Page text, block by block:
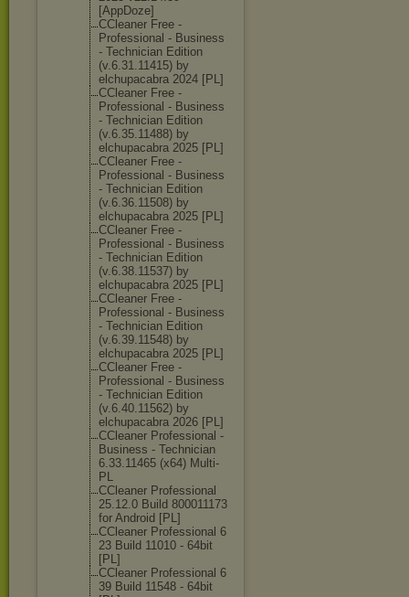
[AppDoze]
CCleaner Free -
Professional - Business
- Technician Edition
(v.6.31.11415) by
elchupacabra 2024 [PL]
CCleaner Free -
Professional - Business
- Technician Edition
(v.6.35.11488) by
elchupacabra 2025 [PL]
CCleaner Free -
Professional - Business
- Technician Edition
(v.6.36.11508) by
elchupacabra 2025 [PL]
CCleaner Free -
Professional - Business
- Technician Edition
(v.6.38.11537) by
elchupacabra 2025 [PL]
CCleaner Free -
Professional - Business
- Technician Edition
(v.6.39.11548) by
elchupacabra 2025 [PL]
CCleaner Free -
Professional - Business
- Technician Edition
(v.6.40.11562) by
elchupacabra 2026 [PL]
CCleaner Professional -
Business - Technician
6.33.11465 (x64) Multi-
PL
CCleaner Professional
25.12.0 Build 800011173
for Android [PL]
CCleaner Professional 6
23 Build 11010 - 64bit
[PL]
CCleaner Professional 6
39 Build 11548 - 64bit